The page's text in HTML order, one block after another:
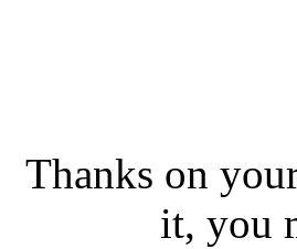
Thanks on
it, you